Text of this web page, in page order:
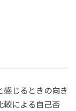
感じるときの向き
較による自己否